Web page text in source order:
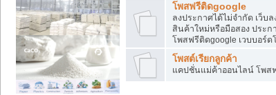
โพสฟรีติดgoogle
ลงประกาศได้ไม่จำกัด เว็
สินค้าใหม่หรือมือสอง ประ
โพสฟรีติดgoogle เวบบอร์
โพสต์เรียกลูกค้า
แคปชั่นแม่ค้าออนไลน์ โพสฟ